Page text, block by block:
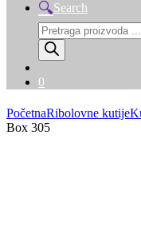
Search
Products
search
0
PočetnaRibolovne kutije
Box 305